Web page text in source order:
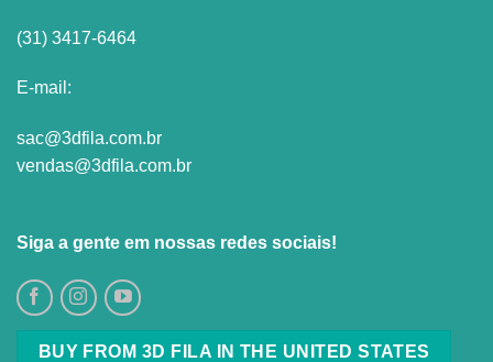
(31) 3417-6464
E-mail:
sac@3dfila.com.br
vendas@3dfila.com.br
Siga a gente em nossas redes sociais!
BUY FROM 3D FILA IN THE UNITED STATES